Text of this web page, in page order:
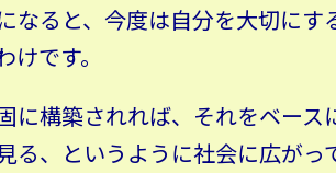
なると、今度は自分を大切にす
です。
に構築されれば、それをベー
る、というように社会に広がっ